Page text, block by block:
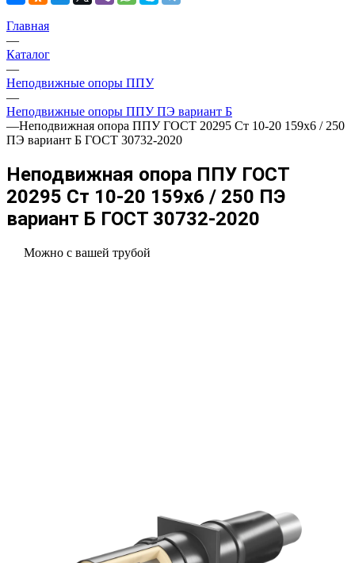
Главная
—
Каталог
—
Неподвижные опоры ППУ
—
Неподвижные опоры ППУ ПЭ вариант Б
—Неподвижная опора ППУ ГОСТ 20295 Ст 10-20 159x6 / 250
ПЭ вариант Б ГОСТ 30732-2020
Неподвижная опора ППУ ГОСТ
20295 Ст 10-20 159x6 / 250 ПЭ
вариант Б ГОСТ 30732-2020
Можно с вашей трубой